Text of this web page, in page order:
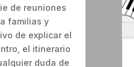
de reuniones
familias y
de explicar el
el itinerario
duda de